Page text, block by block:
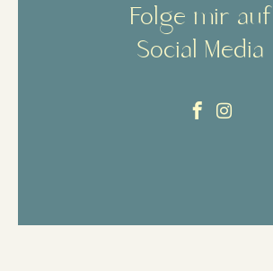
Folge mir auf
Social Media